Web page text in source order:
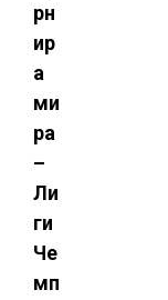
рн
ир
а
ми
ра
–
Ли
ги
Че
мп